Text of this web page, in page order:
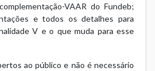
VAAR do Fundeb;
e todos os detalhes para
V e o que muda para esse
ao público e não é necessário